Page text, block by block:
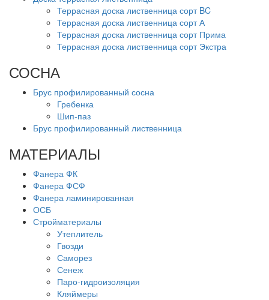
Террасная доска лиственница сорт BC
Террасная доска лиственница сорт А
Террасная доска лиственница сорт Прима
Террасная доска лиственница сорт Экстра
СОСНА
Брус профилированный сосна
Гребенка
Шип-паз
Брус профилированный лиственница
МАТЕРИАЛЫ
Фанера ФК
Фанера ФСФ
Фанера ламинированная
ОСБ
Стройматериалы
Утеплитель
Гвозди
Саморез
Сенеж
Паро-гидроизоляция
Кляймеры